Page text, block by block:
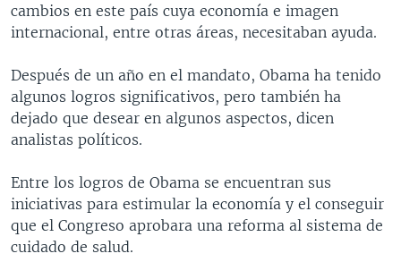
FORO [RADIO]
NOTA ECONÓMICA
ENTRETENIMIENTO
Idiomas
cambios en este país cuya economía e imagen
internacional, entre otras áreas, necesitaban ayuda.
Después de un año en el mandato, Obama ha tenido
algunos logros significativos, pero también ha
dejado que desear en algunos aspectos, dicen
analistas políticos.
Entre los logros de Obama se encuentran sus
iniciativas para estimular la economía y el conseguir
que el Congreso aprobara una reforma al sistema de
cuidado de salud.